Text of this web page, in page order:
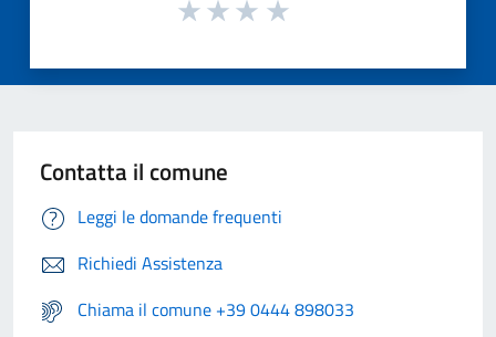
Contatta il comune
Leggi le domande frequenti
Richiedi Assistenza
Chiama il comune +39 0444 898033